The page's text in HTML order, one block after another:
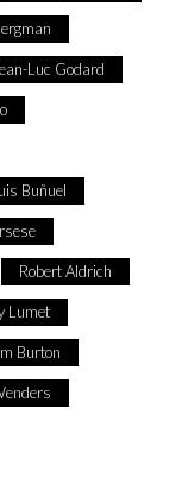
Luc Godard
Buñuel
Robert Aldrich
Lumet
Burton